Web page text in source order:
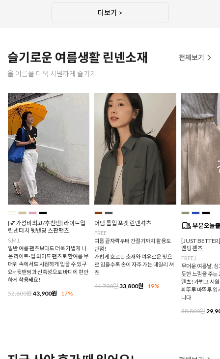
더보기 >
슬기로운 여름생활 린넨소재
올 여름을 더욱 시원하게 즐기기
전체보기
[💕가성비최고/추천템] 라이트업
린넨터치 뒷밴딩 스판팬츠
S,M,L
일반 여름 팬츠보다도 더욱 가볍게 나
온 라이트-업 와이드 팬츠로 한여름 무
더위 속에서도 시원하게 입을 수 있구
요~ 뒷밴딩과 신축성으로 바디에 편안
하게 착용돼요!
52,800원43,900원 17%
어텀 롤업 포켓 린넨셔츠
FREE
여름 끝자락부터 간절기까지 활용도
만점!
가볍게 흐르는 소재와 여유로운 핏으
로 입을수록 손이 자주 가는 데일리 셔
츠
41,700원33,800원 19%
[JUST
밴딩팬츠
FREE,L
무더운 여름날,
듯한 느낌을 주는
팬츠! 가볍고 시
휘뚜루 마뚜루 입
니다
38,800원